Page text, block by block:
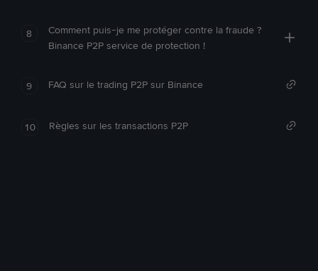
8
Comment puis-je me protéger contre la fraude ?
Binance P2P service de protection !
9 FAQ sur le trading P2P sur Binance
10 Règles sur les transactions P2P